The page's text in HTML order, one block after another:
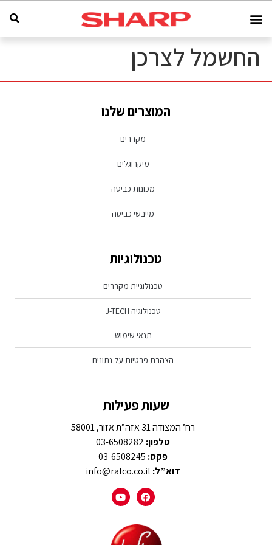
החשמל לצרכן
המוצרים שלנו
מקררים
מיקרוגלים
מכונות כביסה
מייבשי כביסה
טכנולוגיות
טכנולוגיית מקררים
טכנולוגיה J-TECH
תנאי שימוש
הצהרת פרטיות על נתונים
שעות פעילות
רח’ המצודה 31 אזה”ת אזור, 58001
טלפון:
פקס:
דוא”ל: